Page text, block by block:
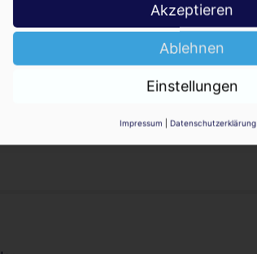
Akzeptieren
Ablehnen
Einstellungen
Impressum Datenschutzerklärung